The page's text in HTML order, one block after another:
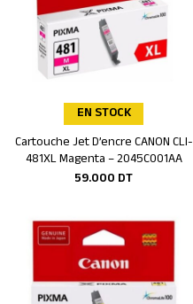
EN STOCK
Ajouter au panier
Cartouche Jet D’encre CANON CLI-
481XL Magenta – 2045C001AA
59.000 DT